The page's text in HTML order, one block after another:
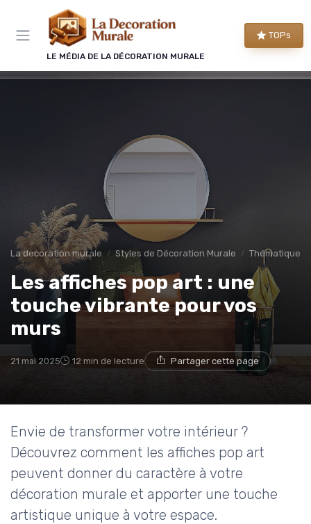
LE MÉDIA DE LA DÉCORATION MURALE
TOPs
La decoration murale Styles de Décoration Murale Thématique
Les affiches pop art : une
touche vibrante pour vos
murs
21 mai 2025 12 min de lecture Partager cette page
Envie de transformer votre intérieur ?
Découvrez comment les affiches pop art
peuvent donner du caractère à votre
décoration murale et apporter une touche
artistique unique à votre espace.
Panneau de gestion des cookies